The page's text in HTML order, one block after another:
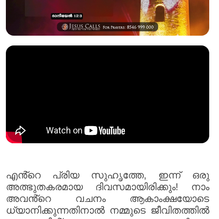
എൻ്റെ പ്രിയ സുഹൃത്തേ, ഇന്ന് ഒരു
അത്ഭുതകരമായ ദിവസമായിരിക്കും! നാം
അവൻ്റെ വചനം ആകാംക്ഷയോടെ
ധ്യാനിക്കുന്നതിനാൽ നമ്മുടെ ജീവിതത്തിൽ